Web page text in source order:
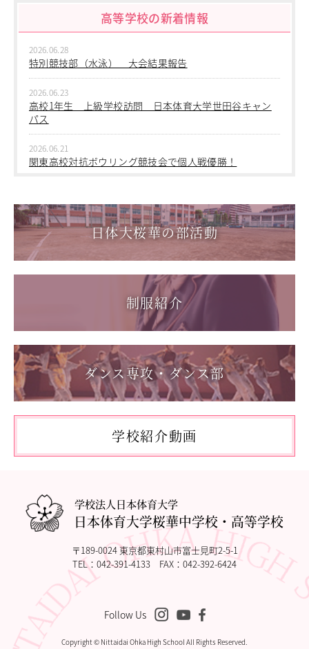
中学２年生 校外学習
2026.06.09
中学１年生 校外学習
2026.06.09
中学１年 校外学習
2026.03.05
第三回桜華中学校あいさつ＋ひと言運動
2025.08.22
第55回全国中学校バスケットボール大会 サンアリーナせ
んだいin鹿児島
高等学校の新着情報
2026.06.28
特別競技部（水泳） 大会結果報告
2026.06.23
高校1年生 上級学校訪問 日本体育大学世田谷キャン
パス
2026.06.21
関東高校対抗ボウリング競技会で個人戦優勝！
1学年総合スポーツコース キャンプ実習を実施しまし
た
2026.06.05
「日本選手権水泳競技大会」に出場しました。
「59th Japan Rookies Cup 2026」に出場しました。
2026.05.17
「第62回東日本選手権大会」に出場しました。
2026.05.10
「国民スポーツ大会東京都予選」に出場しました。
2026.05.03
「THE DANCE WORLDS 2026」に出場しました。
2026.04.27
日体大桜華の部活動
制服紹介
ダンス専攻・ダンス部
学校紹介動画
学校法人日本体育大学
日本体育大学桜華中学校・高等学校
〒189-0024 東京都東村山市富士見町2-5-1
TEL： 042-391-4133 FAX：042-392-6424
Follow Us
Copyright © Nittaidai Ohka High School All Rights Reserved.